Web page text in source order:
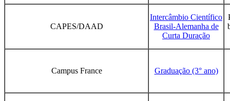
CAPES/DAAD
Intercâmbio Científico
Brasil-Alemanha de
Curta Duração
Campus France Graduação (3° ano)